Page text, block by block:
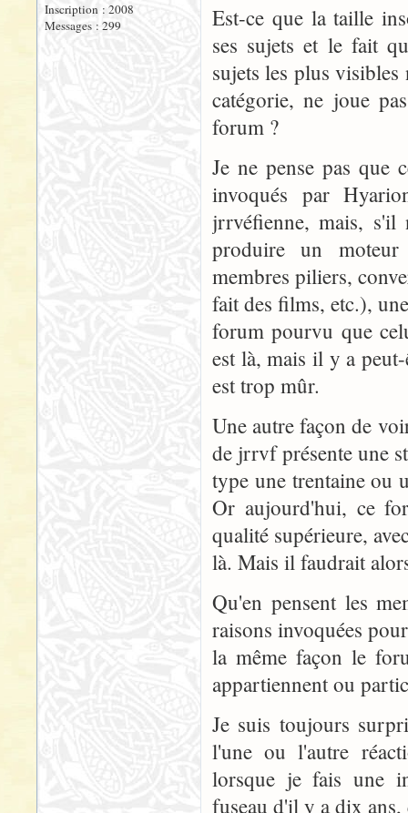
Inscription : 2008
Messages : 299
Est-ce que la taille
ses sujets et le fait
sujets les plus
catégorie, ne joue
forum ?
Je ne pense pas que
invoqués par
jrrvéfienne, mais, s'il
produire un
membres piliers,
fait des films, etc.),
forum pourvu que
est là, mais il y a
est trop mûr.
Une autre façon de
de jrrvf présente une
type une trentaine ou
Or aujourd'hui, ce
qualité supérieure,
là. Mais il faudrait
Qu'en pensent les
raisons invoquées
la même façon le
appartiennent ou
Je suis toujours
l'une ou l'autre
lorsque je fais une
fuseau d'il y a dix